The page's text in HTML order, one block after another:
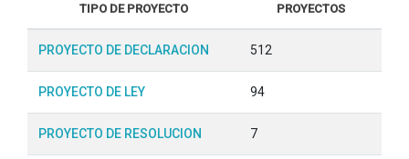
TIPO DE PROYECTO
PROYECTOS
PROYECTO DE DECLARACION 512
PROYECTO DE LEY 94
PROYECTO DE RESOLUCION 7